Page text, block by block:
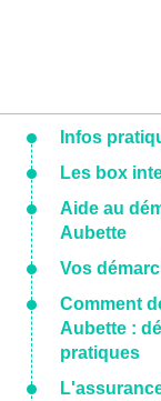
Infos
Les box
Aide au
Aubette
Vos
Comment
Aubette :
pratiques